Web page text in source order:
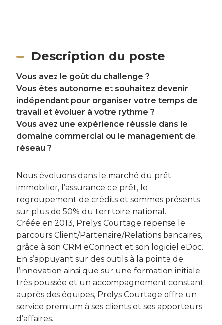
Description du poste
Vous avez le goût du challenge ?
Vous êtes autonome et souhaitez devenir
indépendant pour organiser votre temps de
travail et évoluer à votre rythme ?
Vous avez une expérience réussie dans le
domaine commercial ou le management de
réseau ?
Nous évoluons dans le marché du prêt
immobilier, l’assurance de prêt, le
regroupement de crédits et sommes présents
sur plus de 50% du territoire national.
Créée en 2013, Prelys Courtage repense le
parcours Client/Partenaire/Relations bancaires,
grâce à son CRM eConnect et son logiciel eDoc.
En s’appuyant sur des outils à la pointe de
l’innovation ainsi que sur une formation initiale
très poussée et un accompagnement constant
auprès des équipes, Prelys Courtage offre un
service premium à ses clients et ses apporteurs
d’affaires.